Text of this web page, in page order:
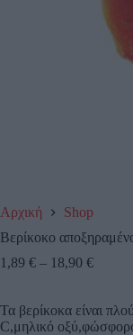
Αρχική
Shop
Βερίκοκο
1,89 € – 18,90 €
Τα βερίκοκα είναι
C,μηλικό